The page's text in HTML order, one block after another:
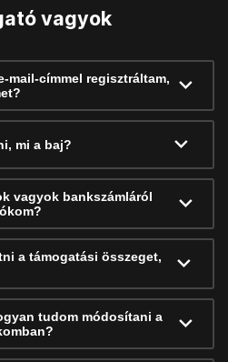
vagyok
mail-címmel regisztráltam,
mi a baj?
vagyok bankszámláról
a támogatási összeget,
tudom módosítani a